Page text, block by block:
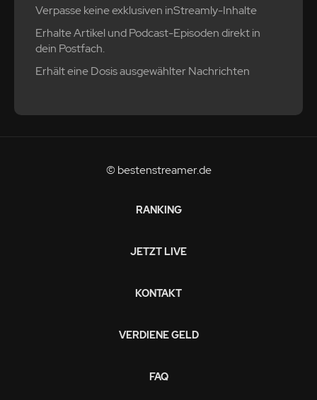
Verpasse keine exklusiven inStreamly-Inhalte
Erhalte Artikel und Podcast-Episoden direkt in
dein Postfach.
Erhält eine Dosis ausgewählter Nachrichten
© bestenstreamer.de
RANKING
JETZT LIVE
KONTAKT
VERDIENE GELD
FAQ